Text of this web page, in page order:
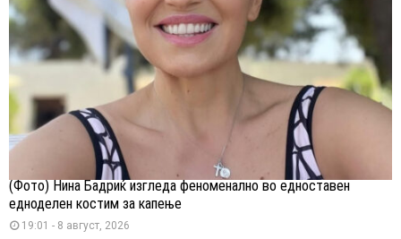
(Фото) Нина Бадриќ изгледа феноменално во едноставен
едноделен костим за капење
19:01 - 8 август, 2026